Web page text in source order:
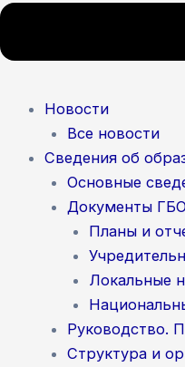
Новости
Все новости
Сведения об
Основные
Документы
Планы и
Локальные
Руководство.
Структура и